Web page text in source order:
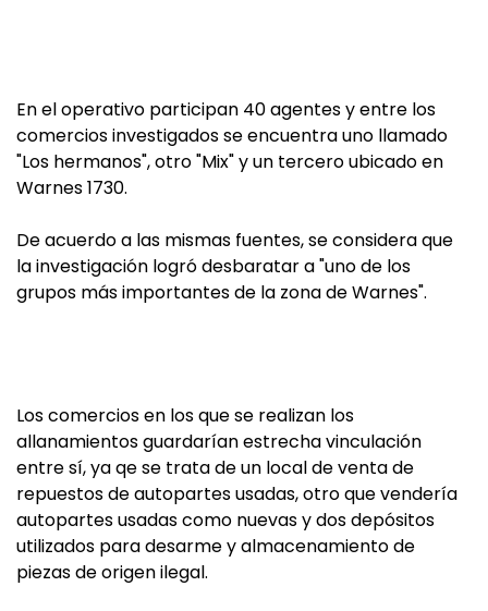
En el operativo participan 40 agentes y entre los
comercios investigados se encuentra uno llamado
"Los hermanos", otro "Mix" y un tercero ubicado en
Warnes 1730.
De acuerdo a las mismas fuentes, se considera que
la investigación logró desbaratar a "uno de los
grupos más importantes de la zona de Warnes".
Los comercios en los que se realizan los
allanamientos guardarían estrecha vinculación
entre sí, ya qe se trata de un local de venta de
repuestos de autopartes usadas, otro que vendería
autopartes usadas como nuevas y dos depósitos
utilizados para desarme y almacenamiento de
piezas de origen ilegal.